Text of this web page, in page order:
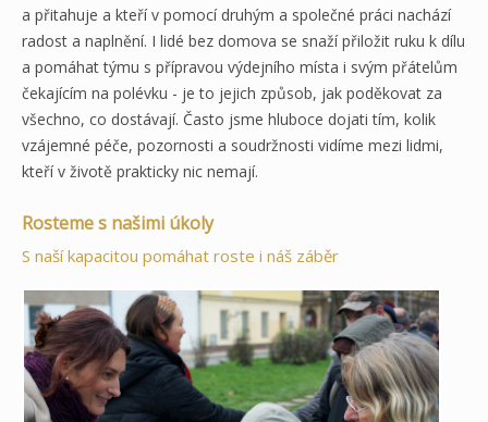
a přitahuje a kteří v pomocí druhým a společné práci nachází
radost a naplnění. I lidé bez domova se snaží přiložit ruku k dílu
a pomáhat týmu s přípravou výdejního místa i svým přátelům
čekajícím na polévku - je to jejich způsob, jak poděkovat za
všechno, co dostávají. Často jsme hluboce dojati tím, kolik
vzájemné péče, pozornosti a soudržnosti vidíme mezi lidmi,
kteří v životě prakticky nic nemají.
Rosteme s našimi úkoly
S naší kapacitou pomáhat roste i náš záběr